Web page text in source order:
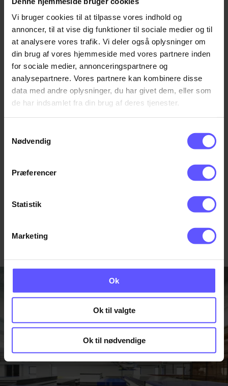
Vi bruger cookies til at tilpasse vores indhold og
annoncer, til at vise dig funktioner til sociale medier og til
at analysere vores trafik. Vi deler også oplysninger om
din brug af vores hjemmeside med vores partnere inden
for sociale medier, annonceringspartnere og
analysepartnere. Vores partnere kan kombinere disse
data med andre oplysninger, du har givet dem, eller som
de har indsamlet fra din brug af deres tjenester.
Nødvendig
Præferencer
Statistik
Marketing
Ok
Ok til valgte
Ok til nødvendige